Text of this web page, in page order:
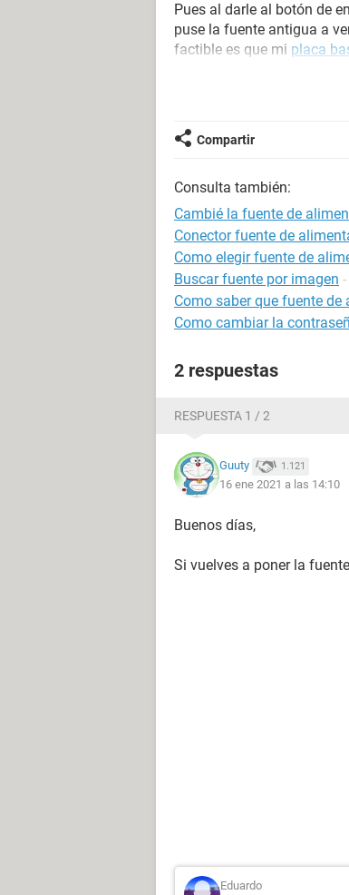
Pues al darle al botón de
puse la fuente antigua a
factible es que mi placa
¿alguien sabe que podría
Compartir
Consulta también:
Cambié la fuente de
Conector fuente de
Como elegir fuente de
Buscar fuente por imagen
Como saber que fuente
Como cambiar la
2 respuestas
RESPUESTA 1 / 2
Guuty 1.121
16 ene 2021 a las 14:10
Buenos días,
Si vuelves a poner la
Eduardo